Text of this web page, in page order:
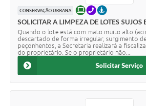
CONSERVAÇÃO URBANA ONLINETELEFONEPRESENCIAL
SOLICITAR A LIMPEZA DE LOTES SUJOS
Quando o lote está com mato muito alto
descartado de forma irregular, surgimento
peçonhentos, a Secretaria realizará a
do proprietário. Se o proprietário não...
Solicitar Serviço